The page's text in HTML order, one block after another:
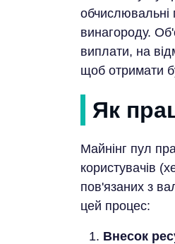
обчислювальні
винагороду.
виплати, на
щоб отримати
Як
Майнінг пул
користувачів
пов'язаних з
цей процес:
Внесок